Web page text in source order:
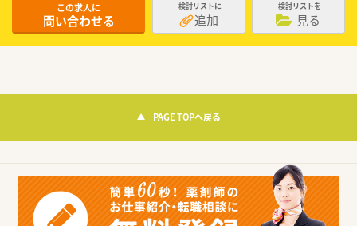
この求人に
問い合わせる
検討リストに
追加
検討リストを
見る
PAGE TOPへ戻る